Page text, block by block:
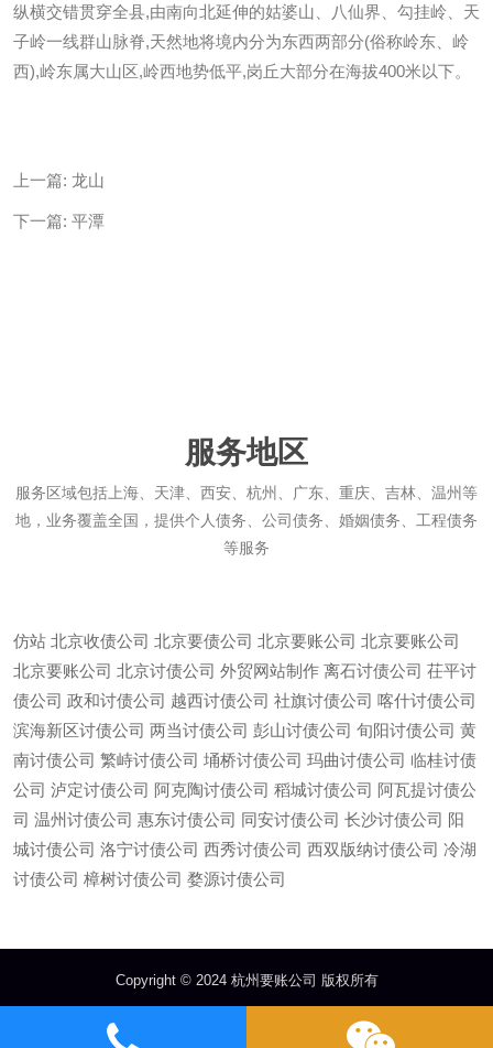
纵横交错贯穿全县,由南向北延伸的姑婆山、八仙界、勾挂岭、天
子岭一线群山脉脊,天然地将境内分为东西两部分(俗称岭东、岭
西),岭东属大山区,岭西地势低平,岗丘大部分在海拔400米以下。
上一篇: 龙山
下一篇: 平潭
服务地区
服务区域包括上海、天津、西安、杭州、广东、重庆、吉林、温州等
地，业务覆盖全国，提供个人债务、公司债务、婚姻债务、工程债务
等服务
仿站 北京收债公司 北京要债公司 北京要账公司 北京要账公司
北京要账公司 北京讨债公司 外贸网站制作 离石讨债公司 茌平讨
债公司 政和讨债公司 越西讨债公司 社旗讨债公司 喀什讨债公司
滨海新区讨债公司 两当讨债公司 彭山讨债公司 旬阳讨债公司 黄
南讨债公司 繁峙讨债公司 埇桥讨债公司 玛曲讨债公司 临桂讨债
公司 泸定讨债公司 阿克陶讨债公司 稻城讨债公司 阿瓦提讨债公
司 温州讨债公司 惠东讨债公司 同安讨债公司 长沙讨债公司 阳
城讨债公司 洛宁讨债公司 西秀讨债公司 西双版纳讨债公司 冷湖
讨债公司 樟树讨债公司 婺源讨债公司
Copyright © 2024 杭州要账公司 版权所有
多年行业经验，专业的要账团队， 杭州讨债公司
微信 13685747439